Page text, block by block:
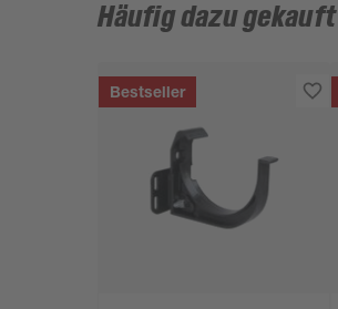
Häufig dazu gekauft
Bestseller